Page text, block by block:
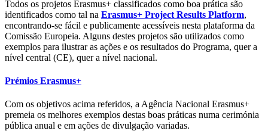
Todos os projetos Erasmus+ classificados como boa prática são
identificados como tal na Erasmus+ Project Results Platform,
encontrando-se fácil e publicamente acessíveis nesta plataforma da
Comissão Europeia. Alguns destes projetos são utilizados como
exemplos para ilustrar as ações e os resultados do Programa, quer a
nível central (CE), quer a nível nacional.
Prémios Erasmus+
Com os objetivos acima referidos, a Agência Nacional Erasmus+
premeia os melhores exemplos destas boas práticas numa cerimónia
pública anual e em ações de divulgação variadas.